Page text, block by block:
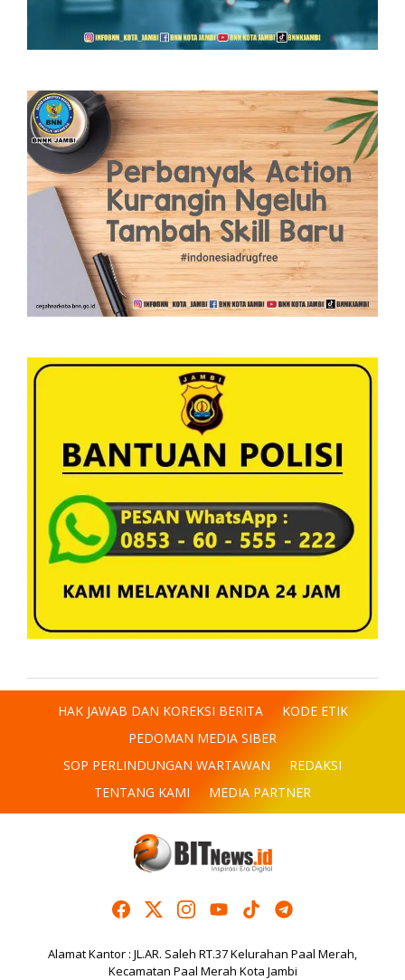
HAK JAWAB DAN KOREKSI BERITA
KODE ETIK
PEDOMAN MEDIA SIBER
SOP PERLINDUNGAN WARTAWAN
REDAKSI
TENTANG KAMI
MEDIA PARTNER
Alamat Kantor : JL.AR. Saleh RT.37 Kelurahan Paal Merah,
Kecamatan Paal Merah Kota Jambi